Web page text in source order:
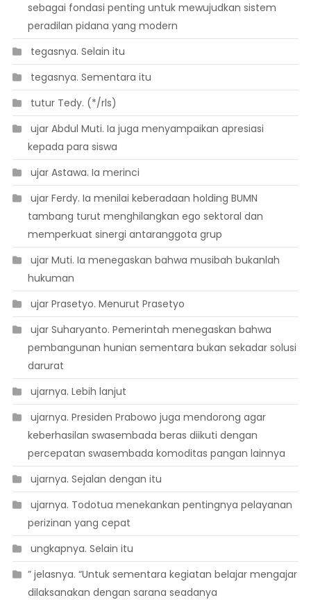
sebagai fondasi penting untuk mewujudkan sistem
peradilan pidana yang modern
 tegasnya. Selain itu
 tegasnya. Sementara itu
 tutur Tedy. (*/rls)
 ujar Abdul Muti. Ia juga menyampaikan apresiasi
kepada para siswa
 ujar Astawa. Ia merinci
 ujar Ferdy. Ia menilai keberadaan holding BUMN
tambang turut menghilangkan ego sektoral dan
memperkuat sinergi antaranggota grup
 ujar Muti. Ia menegaskan bahwa musibah bukanlah
hukuman
 ujar Prasetyo. Menurut Prasetyo
 ujar Suharyanto. Pemerintah menegaskan bahwa
pembangunan hunian sementara bukan sekadar solusi
darurat
 ujarnya. Lebih lanjut
 ujarnya. Presiden Prabowo juga mendorong agar
keberhasilan swasembada beras diikuti dengan
percepatan swasembada komoditas pangan lainnya
 ujarnya. Sejalan dengan itu
 ujarnya. Todotua menekankan pentingnya pelayanan
perizinan yang cepat
 ungkapnya. Selain itu
” jelasnya. “Untuk sementara kegiatan belajar mengajar
dilaksanakan dengan sarana seadanya